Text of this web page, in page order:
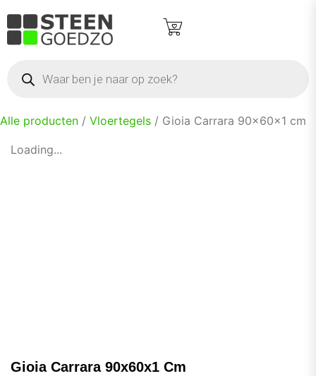
Alle producten / Vloertegels / Gioia Carrara 90x60x1 cm
Loading...
Gioia Carrara 90x60x1 Cm